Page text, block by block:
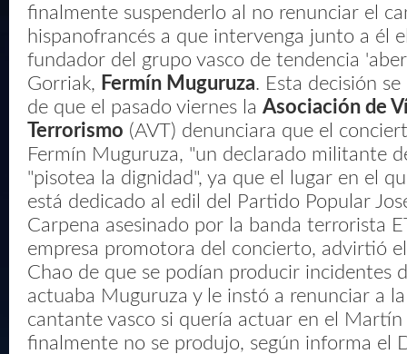
finalmente suspenderlo al no renunciar el
hispanofrancés a que intervenga junto a él
fundador del grupo vasco de tendencia
Gorriak, Fermín Muguruza. Esta decisión
de que el pasado viernes la Asociación de
Terrorismo (AVT) denunciara que el
Fermín Muguruza, "un declarado militante
"pisotea la dignidad", ya que el lugar en el
está dedicado al edil del Partido Popular
Carpena asesinado por la banda terrorista
empresa promotora del concierto, advirtió
Chao de que se podían producir incidentes
actuaba Muguruza y le instó a renunciar a
cantante vasco si quería actuar en el
finalmente no se produjo, según informa el